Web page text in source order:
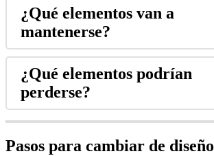
¿Qué elementos van a
mantenerse?
¿Qué elementos podrían
perderse?
Pasos para cambiar de diseño